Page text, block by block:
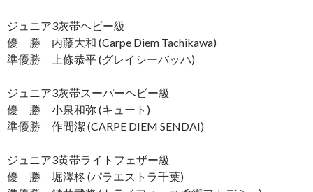
ジュニア3灰帯ヘビー級
優 勝 内藤大和 (Carpe Diem Tachikawa)
準優勝 上條恭平 (グレイシーバッハ)
ジュニア3灰帯スーパーヘビー級
優 勝 小泉和弥 (キュート)
準優勝 作間潔 (CARPE DIEM SENDAI)
ジュニア3黄帯ライトフェザー級
優 勝 堀澤柊 (パラエストラ千葉)